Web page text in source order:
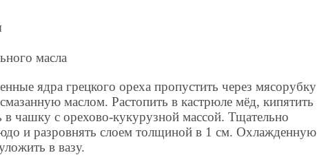
масла
ядра грецкого ореха пропустить через мясорубку
маслом. Растопить в кастрюле мёд, кипятить
в чашку с орехово-кукурузной массой. Тщательно
и разровнять слоем толщиной в 1 см. Охлажденную
в вазу.